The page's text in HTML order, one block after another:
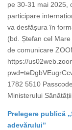
pe 30-31 mai 2025,
participare
va desfășura în
(bd. Ștefan cel
de comunicare
https://
1782 5510
Ministerului
Prelegere publică
adevărului”